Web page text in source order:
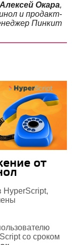
Алексей Окара,
и продакт-
Пинкит
от
HyperScript,
со сроком